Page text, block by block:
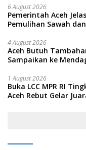
6 August 2026
Pemerintah Aceh
Pemulihan Sawah
4 August 2026
Aceh Butuh
Sampaikan ke
1 August 2026
Buka LCC MPR RI
Aceh Rebut Gelar